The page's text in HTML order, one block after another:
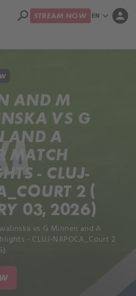
search STREAM NOW EN expand_more person
AND M
VS G
AND A
MATCH
- CLUJ-
2 (
03, 2026)
vs G Minnen and A
- CLUJ-NAPOCA_Court 2